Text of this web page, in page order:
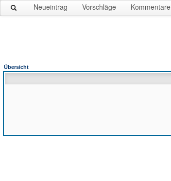
Neueintrag Vorschläge Kommentare
Übersicht